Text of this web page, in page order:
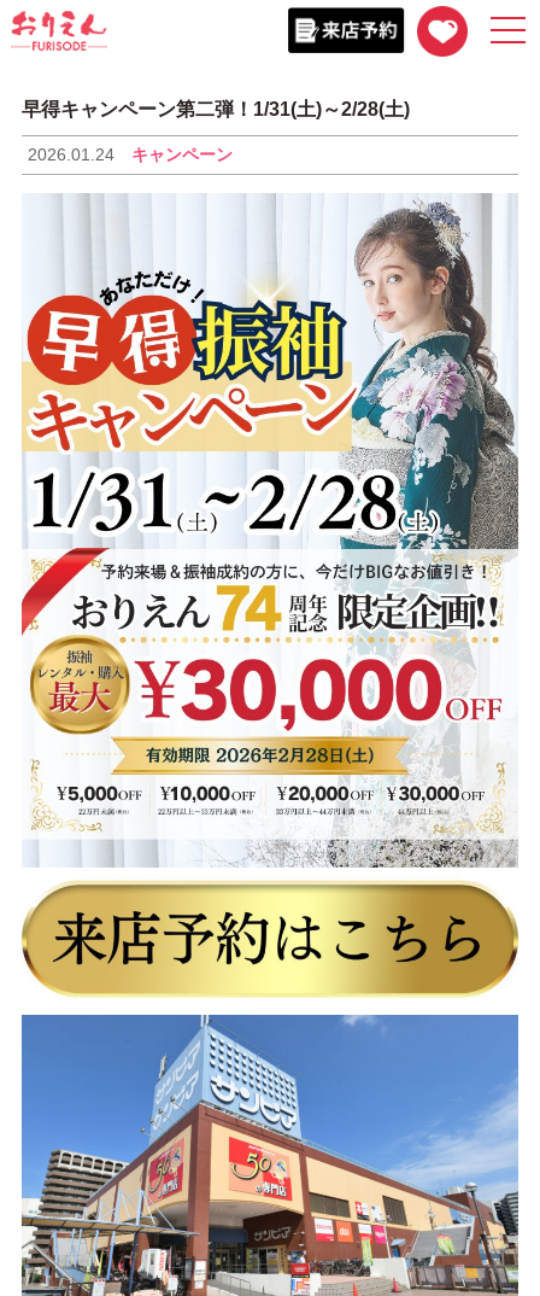
早得キャンペーン第二弾！1/31(土)～2/28(土)
2026.01.24 キャンペーン